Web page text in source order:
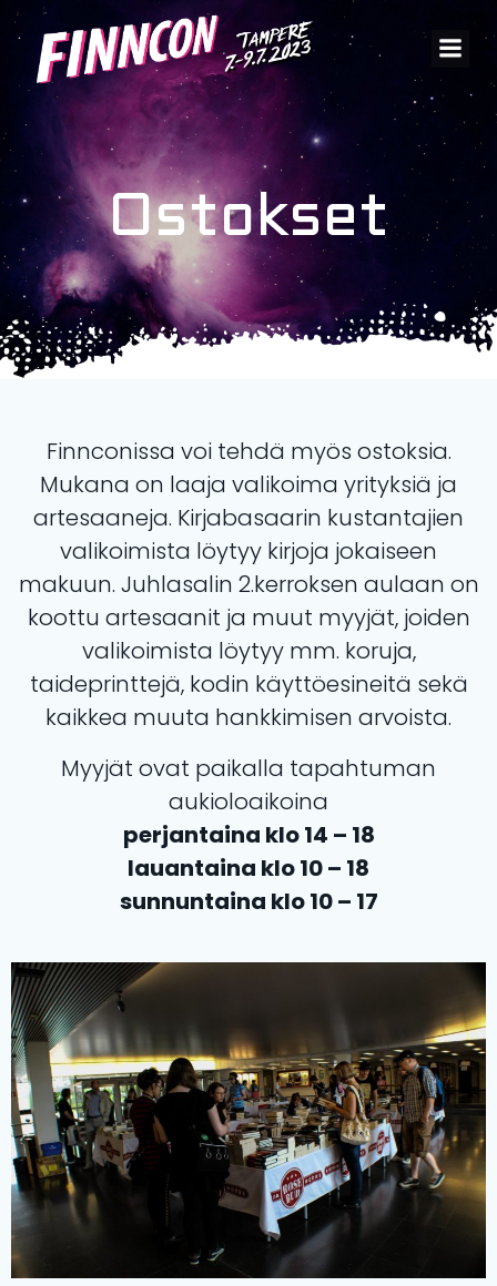
to
content
Ostokset
Finnconissa voi tehdä myös ostoksia.
Mukana on laaja valikoima yrityksiä ja
artesaaneja. Kirjabasaarin kustantajien
valikoimista löytyy kirjoja jokaiseen
makuun. Juhlasalin 2.kerroksen aulaan on
koottu artesaanit ja muut myyjät, joiden
valikoimista löytyy mm. koruja,
taideprinttejä, kodin käyttöesineitä sekä
kaikkea muuta hankkimisen arvoista.
Myyjät ovat paikalla tapahtuman
aukioloaikoina
perjantaina klo 14 – 18
lauantaina klo 10 – 18
sunnuntaina klo 10 – 17